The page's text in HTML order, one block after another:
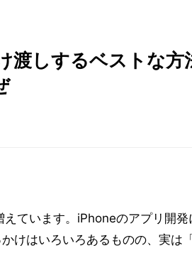
渡しするベストな方
えています。iPhoneのアプリ開発
けはいろいろあるものの、実は